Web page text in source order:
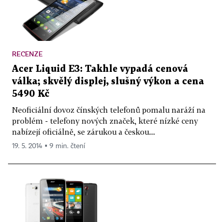
RECENZE
Acer Liquid E3: Takhle vypadá cenová
válka; skvělý displej, slušný výkon a cena
5490 Kč
Neoficiální dovoz čínských telefonů pomalu naráží na
problém - telefony nových značek, které nízké ceny
nabízejí oficiálně, se zárukou a českou...
19. 5. 2014 ▪ 9 min. čtení